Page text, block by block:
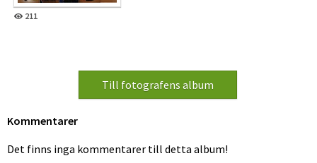
211
Kommentarer
Det finns inga kommentarer till detta album!